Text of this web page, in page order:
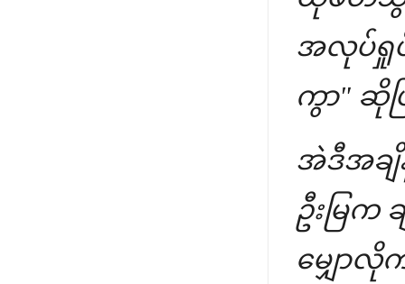
အလုပ်ရှုပ်
ကွာ" ဆိုပ
အဲဒီအချိ
ဦးမြက
မျှောလို